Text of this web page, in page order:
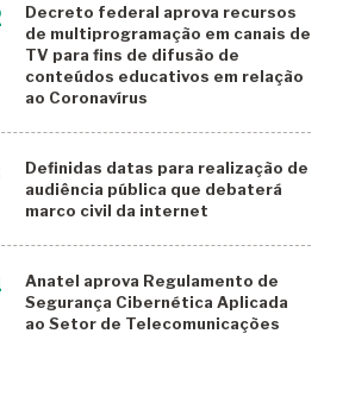
Decreto federal aprova recursos
de multiprogramação em canais de
TV para fins de difusão de
conteúdos educativos em relação
ao Coronavírus
Definidas datas para realização de
audiência pública que debaterá
marco civil da internet
Anatel aprova Regulamento de
Segurança Cibernética Aplicada
ao Setor de Telecomunicações